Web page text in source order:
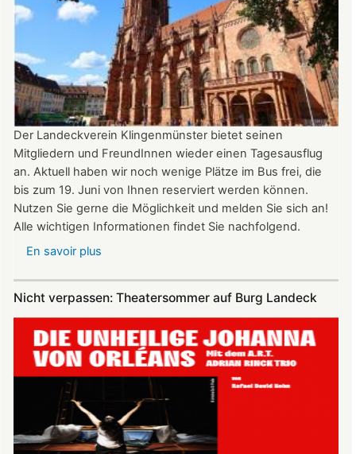
Work
donnerstags
bis
22:00
Uhr
Der Landeckverein Klingenmünster bietet seinen
Mitgliedern und FreundInnen wieder einen Tagesausflug
an. Aktuell haben wir noch wenige Plätze im Bus frei, die
bis zum 19. Juni von Ihnen reserviert werden können.
Nutzen Sie gerne die Möglichkeit und melden Sie sich an!
Alle wichtigen Informationen findet Sie nachfolgend.
En savoir plus
4.
2026
nach
Freiburg
Nicht verpassen: Theatersommer auf Burg Landeck